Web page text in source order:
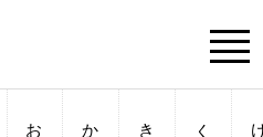
Menu
お行 か行 き行 く行